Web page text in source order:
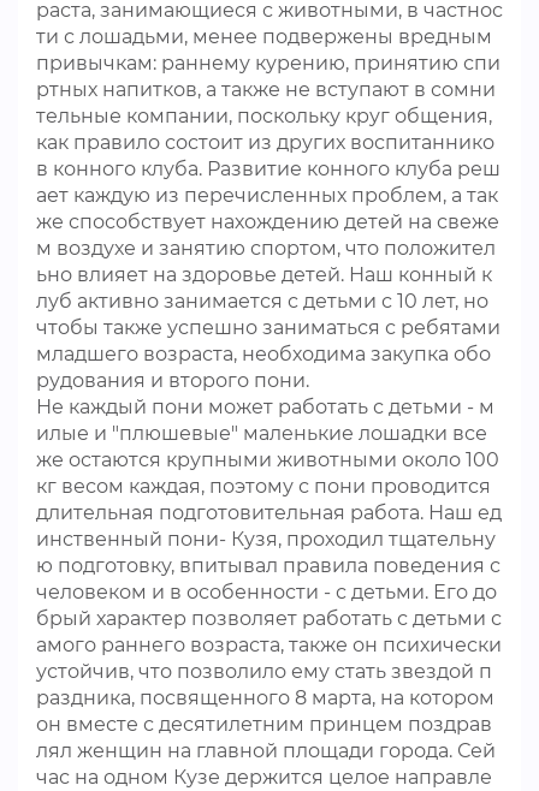
раста, занимающиеся с животными, в частнос
ти с лошадьми, менее подвержены вредным
привычкам: раннему курению, принятию спи
ртных напитков, а также не вступают в сомни
тельные компании, поскольку круг общения,
как правило состоит из других воспитаннико
в конного клуба. Развитие конного клуба реш
ает каждую из перечисленных проблем, а так
же способствует нахождению детей на свеже
м воздухе и занятию спортом, что положител
ьно влияет на здоровье детей. Наш конный к
луб активно занимается с детьми с 10 лет, но
чтобы также успешно заниматься с ребятами
младшего возраста, необходима закупка обо
рудования и второго пони.
Не каждый пони может работать с детьми - м
илые и "плюшевые" маленькие лошадки все
же остаются крупными животными около 100
кг весом каждая, поэтому с пони проводится
длительная подготовительная работа. Наш ед
инственный пони- Кузя, проходил тщательну
ю подготовку, впитывал правила поведения с
человеком и в особенности - с детьми. Его до
брый характер позволяет работать с детьми с
амого раннего возраста, также он психически
устойчив, что позволило ему стать звездой п
раздника, посвященного 8 марта, на котором
он вместе с десятилетним принцем поздрав
лял женщин на главной площади города. Сей
час на одном Кузе держится целое направле